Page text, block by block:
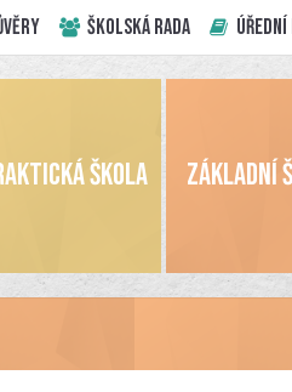
ŠKOLSKÁ RADA
ŠKOLA ZÁKLADNÍ